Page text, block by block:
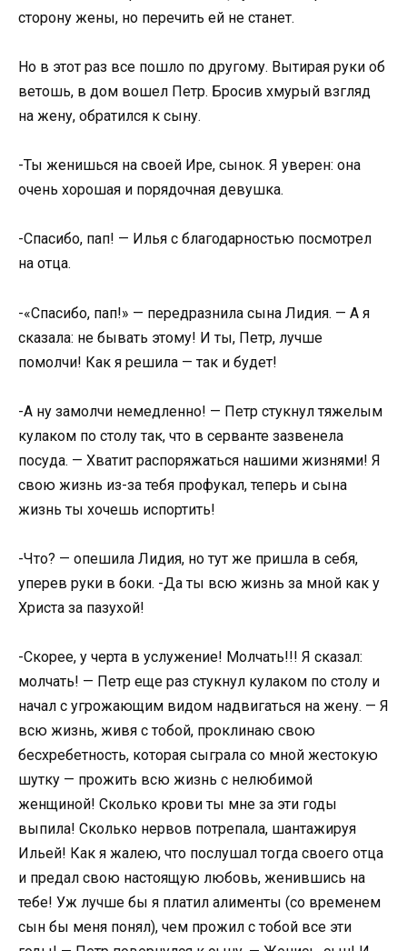
сторону жены, но перечить ей не станет.
Но в этот раз все пошло по другому. Вытирая руки об
ветошь, в дом вошел Петр. Бросив хмурый взгляд
на жену, обратился к сыну.
-Ты женишься на своей Ире, сынок. Я уверен: она
очень хорошая и порядочная девушка.
-Спасибо, пап! — Илья с благодарностью посмотрел
на отца.
-«Спасибо, пап!» — передразнила сына Лидия. — А я
сказала: не бывать этому! И ты, Петр, лучше
помолчи! Как я решила — так и будет!
-А ну замолчи немедленно! — Петр стукнул тяжелым
кулаком по столу так, что в серванте зазвенела
посуда. — Хватит распоряжаться нашими жизнями! Я
свою жизнь из-за тебя профукал, теперь и сына
жизнь ты хочешь испортить!
-Что? — опешила Лидия, но тут же пришла в себя,
уперев руки в боки. -Да ты всю жизнь за мной как у
Христа за пазухой!
-Скорее, у черта в услужение! Молчать!!! Я сказал:
молчать! — Петр еще раз стукнул кулаком по столу и
начал с угрожающим видом надвигаться на жену. — Я
всю жизнь, живя с тобой, проклинаю свою
бесхребетность, которая сыграла со мной жестокую
шутку — прожить всю жизнь с нелюбимой
женщиной! Сколько крови ты мне за эти годы
выпила! Сколько нервов потрепала, шантажируя
Ильей! Как я жалею, что послушал тогда своего отца
и предал свою настоящую любовь, женившись на
тебе! Уж лучше бы я платил алименты (со временем
сын бы меня понял), чем прожил с тобой все эти